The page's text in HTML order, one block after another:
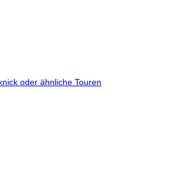
oder ähnliche Touren